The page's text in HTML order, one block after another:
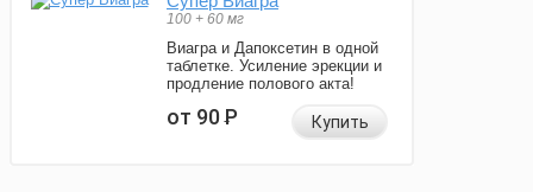
100 + 60 мг
Виагра и Дапоксетин в одной
таблетке. Усиление эрекции и
продление полового акта!
от 90Р Купить